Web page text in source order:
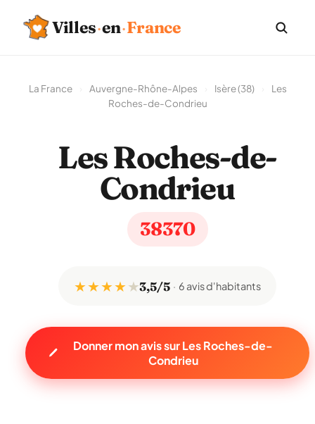
Villes·en·France
La France Auvergne-Rhône-Alpes Isère (38)
Les
Roches-de-Condrieu
Les Roches-de-
Condrieu
38370
★ ★ ★ ★★3,5/5 6 avis d'habitants
Donner mon avis sur Les Roches-de-
Condrieu